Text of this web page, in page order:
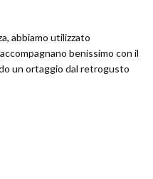
abbiamo utilizzato
benissimo con il
un ortaggio dal retrogusto